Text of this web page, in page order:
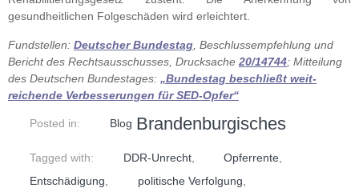
gesundheitlichen Folgeschäden wird erleichtert.
Fundstellen: Deutscher Bundestag , Beschlussempfehlung und
Bericht des Rechtsausschusses, Drucksache 20/14744; Mitteilung
des Deutschen Bundestages: „Bundestag beschließt weit­
reichende Ver­besserungen für SED-Opfer“
Posted in: Blog
Tagged with: DDR-Unrecht, Opferrente,
Entschädigung
politische Verfolgung
Brandenburgisches